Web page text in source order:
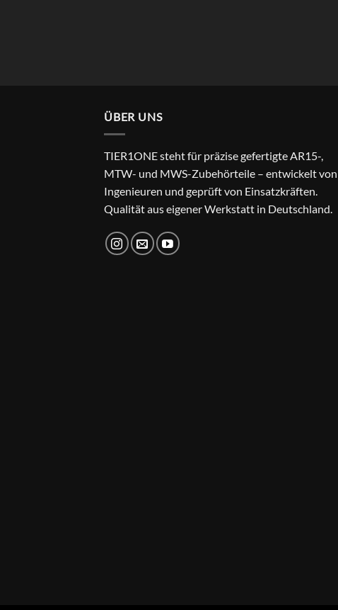
ÜBER UNS
TIER1ONE steht für präzise gefertigte AR15-,
MTW- und MWS-Zubehörteile – entwickelt von
Ingenieuren und geprüft von Einsatzkräften.
Qualität aus eigener Werkstatt in Deutschland.